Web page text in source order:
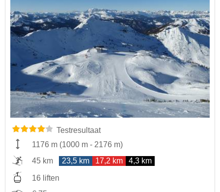
Testresultaat
1176 m (1000 m - 2176 m)
45 km
23,5 km 17,2 km 4,3 km
16 liften